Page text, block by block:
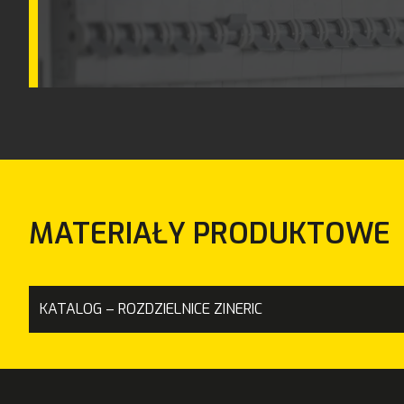
MATERIAŁY PRODUKTOWE
KATALOG – ROZDZIELNICE ZINERIC